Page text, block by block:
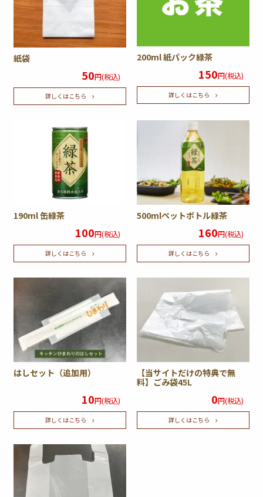
紙袋
50円(税込)
詳しくはこちら
200ml 紙パック緑茶
150円(税込)
詳しくはこちら
190ml 缶緑茶
100円(税込)
詳しくはこちら
500mlペットボトル緑茶
160円(税込)
詳しくはこちら
はしセット（追加用）
10円(税込)
詳しくはこちら
【当サイトだけの特典で無
料】ごみ袋45L
0円(税込)
詳しくはこちら